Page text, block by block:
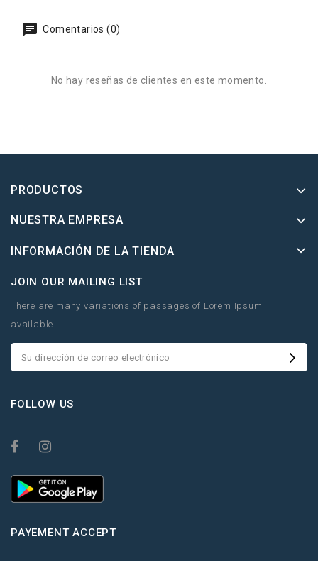
Comentarios (0)
No hay reseñas de clientes en este momento.
PRODUCTOS
NUESTRA EMPRESA
INFORMACIÓN DE LA TIENDA
JOIN OUR MAILING LIST
There are many variations of passages of Lorem Ipsum
available
FOLLOW US
PAYEMENT ACCEPT